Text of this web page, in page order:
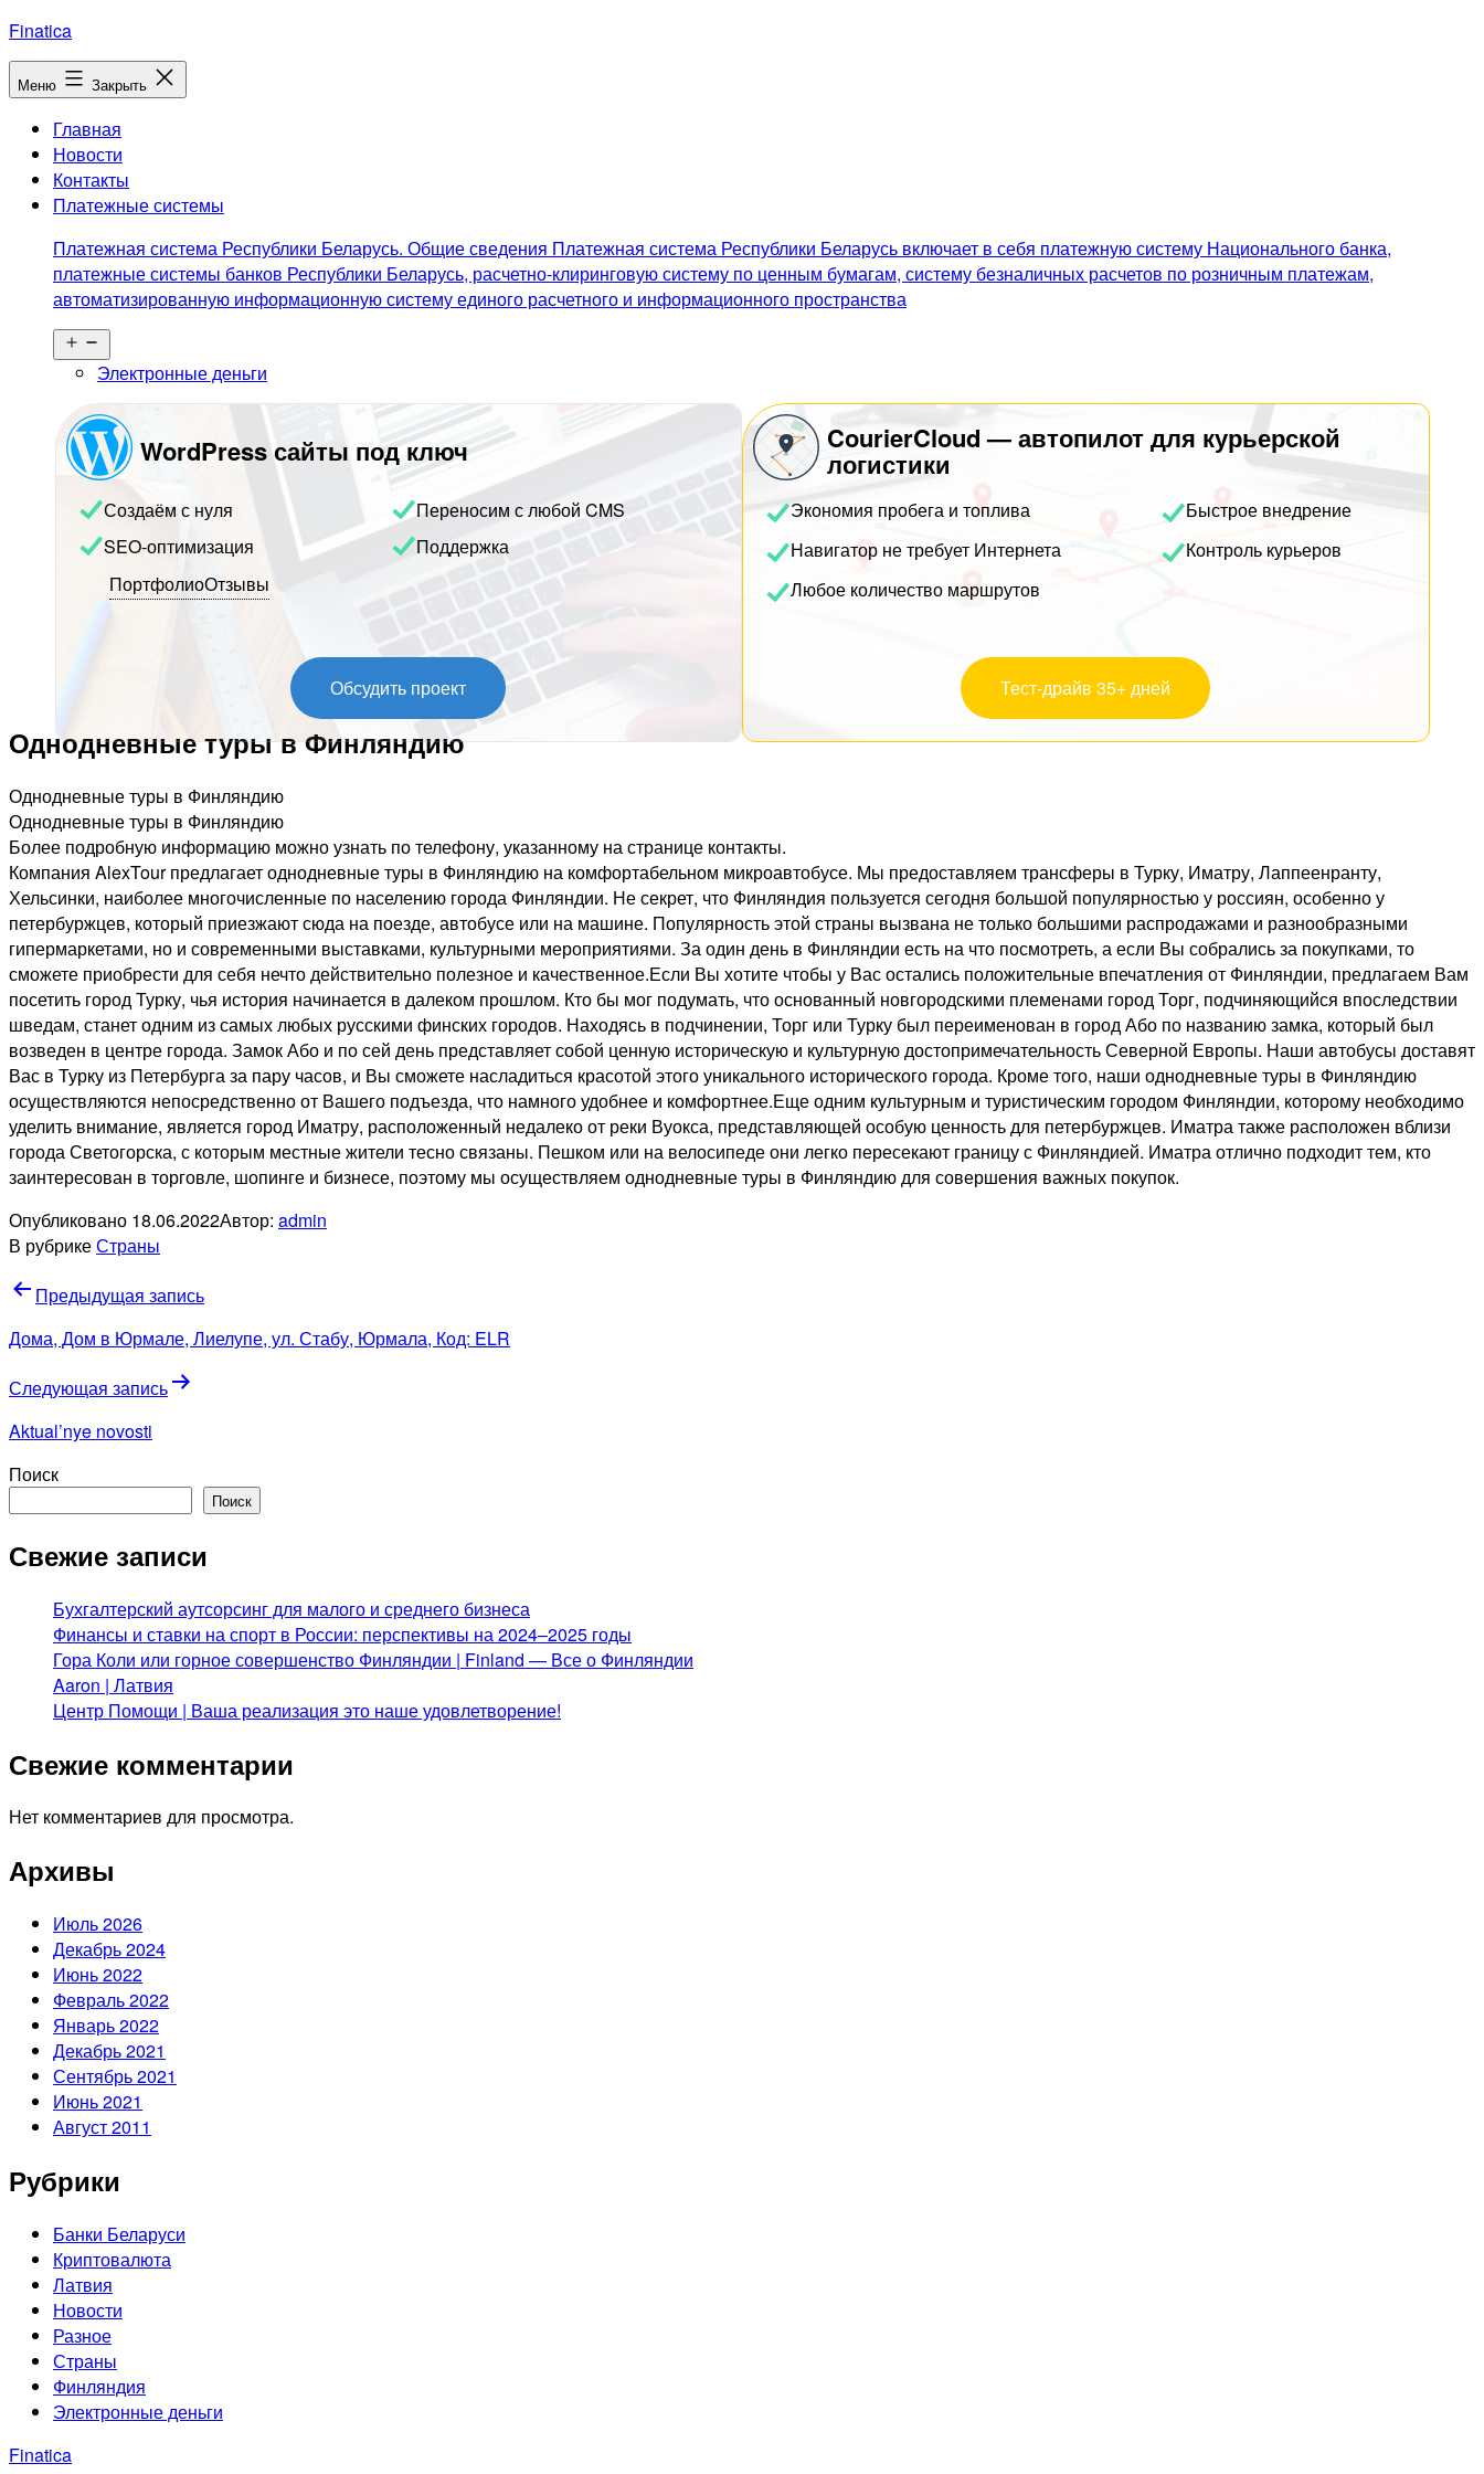
Перейти
к
содержимому
Finatica
Меню Закрыть
Главная
Новости
Контакты
Платежные системы
Платежная система Республики Беларусь. Общие сведения Платежная система Республики Беларусь включает в себя платежную систему Национального банка,
платежные системы банков Республики Беларусь, расчетно-клиринговую систему по ценным бумагам, систему безналичных расчетов по розничным платежам,
автоматизированную информационную систему единого расчетного и информационного пространства
меню
Электронные деньги
WordPress сайты под ключ
Создаём с нуля
Переносим с любой CMS
SEO-оптимизация
Поддержка
ПортфолиоОтзывы
Обсудить проект
CourierCloud — автопилот для курьерской
логистики
Экономия пробега и топлива
Быстрое внедрение
Навигатор не требует Интернета
Контроль курьеров
Любое количество маршрутов
Тест-драйв 35+ дней
Однодневные туры в Финляндию
Однодневные туры в Финляндию
Однодневные туры в Финляндию
Более подробную информацию можно узнать по телефону, указанному на странице контакты.
Компания AlexTour предлагает однодневные туры в Финляндию на комфортабельном микроавтобусе. Мы предоставляем трансферы в Турку, Иматру, Лаппеенранту,
Хельсинки, наиболее многочисленные по населению города Финляндии. Не секрет, что Финляндия пользуется сегодня большой популярностью у россиян, особенно у
петербуржцев, который приезжают сюда на поезде, автобусе или на машине. Популярность этой страны вызвана не только большими распродажами и разнообразными
гипермаркетами, но и современными выставками, культурными мероприятиями. За один день в Финляндии есть на что посмотреть, а если Вы собрались за покупками, то
сможете приобрести для себя нечто действительно полезное и качественное.Если Вы хотите чтобы у Вас остались положительные впечатления от Финляндии, предлагаем Вам
посетить город Турку, чья история начинается в далеком прошлом. Кто бы мог подумать, что основанный новгородскими племенами город Торг, подчиняющийся впоследствии
шведам, станет одним из самых любых русскими финских городов. Находясь в подчинении, Торг или Турку был переименован в город Або по названию замка, который был
возведен в центре города. Замок Або и по сей день представляет собой ценную историческую и культурную достопримечательность Северной Европы. Наши автобусы доставят
Вас в Турку из Петербурга за пару часов, и Вы сможете насладиться красотой этого уникального исторического города. Кроме того, наши однодневные туры в Финляндию
осуществляются непосредственно от Вашего подъезда, что намного удобнее и комфортнее.Еще одним культурным и туристическим городом Финляндии, которому необходимо
уделить внимание, является город Иматру, расположенный недалеко от реки Вуокса, представляющей особую ценность для петербуржцев. Иматра также расположен вблизи
города Светогорска, с которым местные жители тесно связаны. Пешком или на велосипеде они легко пересекают границу с Финляндией. Иматра отлично подходит тем, кто
заинтересован в торговле, шопинге и бизнесе, поэтому мы осуществляем однодневные туры в Финляндию для совершения важных покупок.
Опубликовано 18.06.2022Автор: admin
В рубрикеСтраны
Навигация
по
Предыдущая запись
Дома, Дом в Юрмале, Лиелупе, ул. Стабу, Юрмала, Код: ELR
Следующая запись
Aktual’nye novosti
Поиск
Поиск
Свежие записи
Бухгалтерский аутсорсинг для малого и среднего бизнеса
Финансы и ставки на спорт в России: перспективы на 2024–2025 годы
Гора Коли или горное совершенство Финляндии | Finland — Все о Финляндии
Aaron | Латвия
Центр Помощи | Ваша реализация это наше удовлетворение!
Свежие комментарии
Нет комментариев для просмотра.
Архивы
Июль 2026
Декабрь 2024
Июнь 2022
Февраль 2022
Январь 2022
Декабрь 2021
Сентябрь 2021
Июнь 2021
Август 2011
Рубрики
Банки Беларуси
Криптовалюта
Латвия
Новости
Разное
Страны
Финляндия
Электронные деньги
Finatica